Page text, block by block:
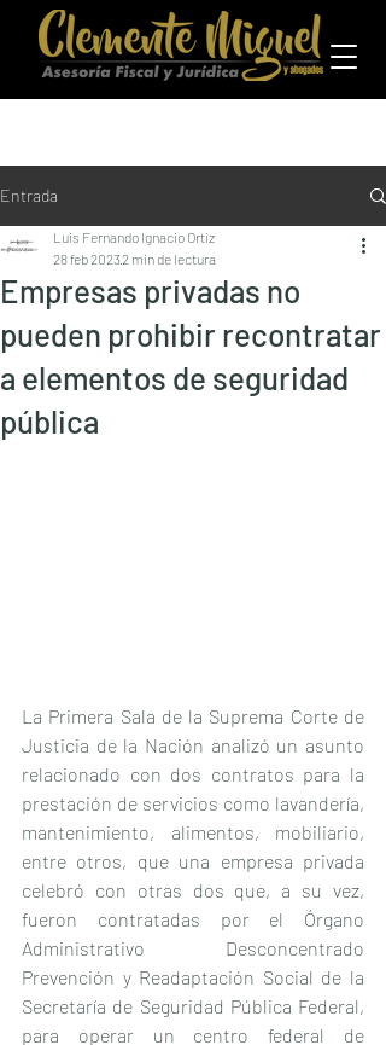
Entrada
Empresas privadas no
pueden prohibir recontratar
a elementos de seguridad
pública
Luis Fernando Ignacio Ortiz
28 feb 20232 min de lectura
La Primera Sala de la Suprema Corte de
Justicia de la Nación analizó un asunto
relacionado con dos contratos para la
prestación de servicios como lavandería,
mantenimiento, alimentos, mobiliario,
entre otros, que una empresa privada
celebró con otras dos que, a su vez,
fueron contratadas por el Órgano
Administrativo Desconcentrado
Prevención y Readaptación Social de la
Secretaría de Seguridad Pública Federal,
para operar un centro federal de